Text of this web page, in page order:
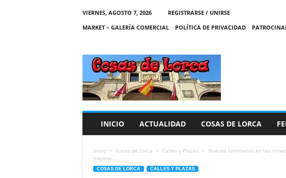
VIERNES, AGOSTO 7, 2026
REGISTRARSE / UNIRSE
MARKET – GALERÍA COMERCIAL
POLÍTICA DE PRIVACIDAD
C
A
S
INICIO ACTUALIDAD COSAS DE LORCA
Inicio Cosas de Lorca Calles y Plazas
Nuevas luminarias en las
mejorar...
COSAS DE LORCA CALLES Y PLAZAS